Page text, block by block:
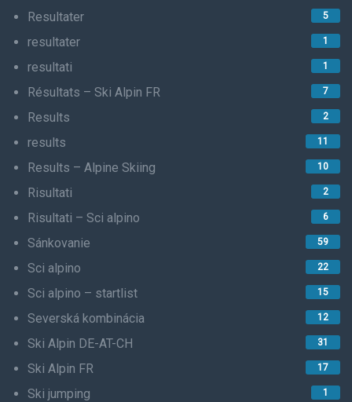
Resultater 5
resultater 1
resultati 1
Résultats – Ski Alpin FR 7
Results 2
results 11
Results – Alpine Skiing 10
Risultati 2
Risultati – Sci alpino 6
Sánkovanie 59
Sci alpino 22
Sci alpino – startlist 15
Severská kombinácia 12
Ski Alpin DE-AT-CH 31
Ski Alpin FR 17
Ski jumping 1